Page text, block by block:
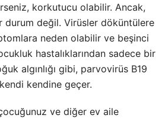
korkutucu olabilir. Ancak,
durum değil. Virüsler döküntülere
neden olabilir ve beşinci
hastalıklarından sadece bir
algınlığı gibi, parvovirüs B19
kendine geçer.
ve diğer ev aile